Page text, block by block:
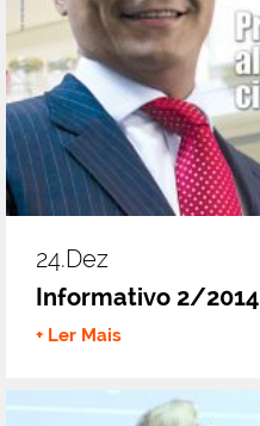
24.dez
Informativo 2/2014
+ Ler Mais